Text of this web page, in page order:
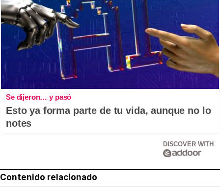
Se dijeron… y pasó
Esto ya forma parte de tu vida, aunque no lo
notes
DISCOVER WITH
Contenido relacionado